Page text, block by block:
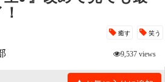
癒す 笑う
9,537 views